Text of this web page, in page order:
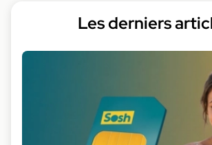
Les derniers